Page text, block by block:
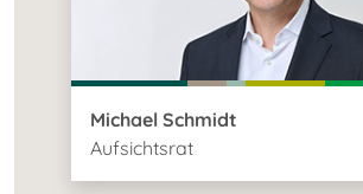
Michael Schmidt
Aufsichtsrat